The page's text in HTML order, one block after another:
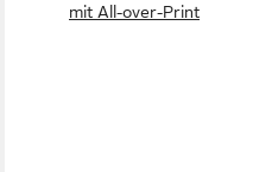
mit All-over-Print